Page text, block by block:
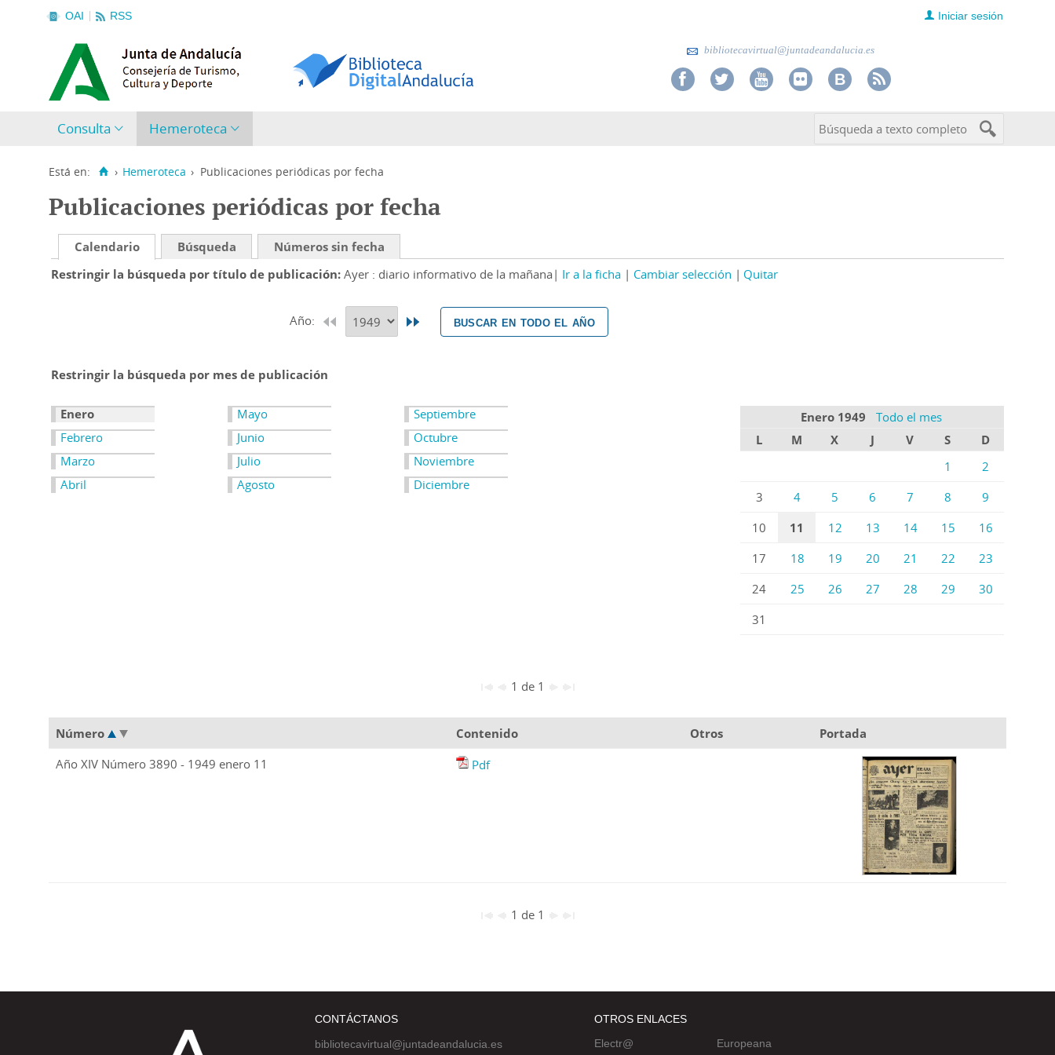
OAI RSS Iniciar sesión
bibliotecavirtual@juntadeandalucia.es
Consulta Hemeroteca
Está en: › Hemeroteca › Publicaciones periódicas por fecha
Publicaciones periódicas por fecha
Calendario Búsqueda
Números sin fecha
Restringir la búsqueda por título de publicación Ayer : diario informativo de la mañana Ir a la ficha Cambiar selección Quitar
Año: buscar en todo el año
Restringir la búsqueda por mes de publicación
Enero
Febrero
Marzo
Abril
Mayo
Junio
Julio
Agosto
Septiembre
Octubre
Noviembre
Diciembre
Enero 1949
Todo el mes
L
M X J V S
D
1
2
3
4 5 6 7 8
9
10
11 12 13 14 15
16
17
18 19 20 21 22
23
24
25 26 27 28 29
30
31
1 de 1
Número Contenido Otros
Portada
Año XIV Número 3890 - 1949 enero 11
Pdf
1 de 1
CONTÁCTANOS
bibliotecavirtual@juntadeandalucia.es
OTROS ENLACES
Electr@
Europeana